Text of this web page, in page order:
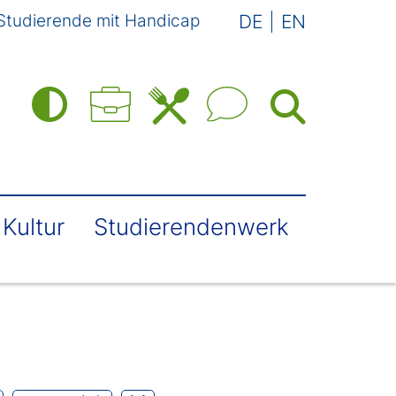
mit Handicap DE EN
Kultur Studierendenwerk